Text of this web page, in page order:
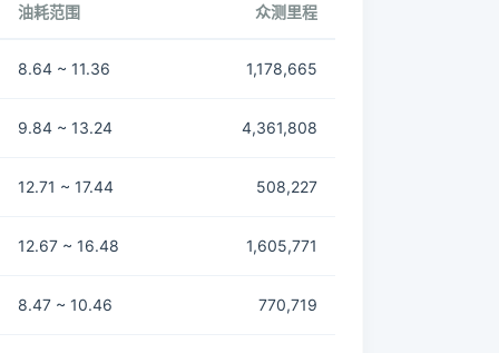
油耗范围 众测里程
8.64 ~ 11.36 1,178,665
9.84 ~ 13.24 4,361,808
12.71 ~ 17.44 508,227
12.67 ~ 16.48 1,605,771
8.47 ~ 10.46 770,719